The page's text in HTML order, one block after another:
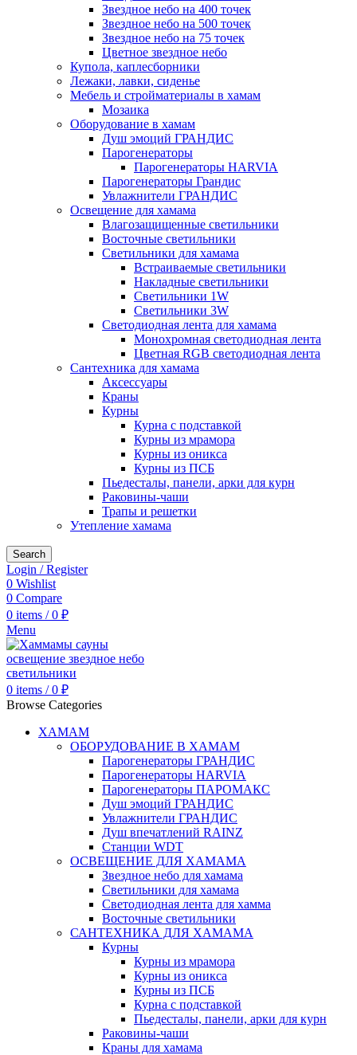
Звездное небо на 400 точек
Звездное небо на 500 точек
Звездное небо на 75 точек
Цветное звездное небо
Купола, каплесборники
Лежаки, лавки, сиденье
Мебель и стройматериалы в хамам
Мозаика
Оборудование в хамам
Душ эмоций ГРАНДИС
Парогенераторы
Парогенераторы HARVIA
Парогенераторы Грандис
Увлажнители ГРАНДИС
Освещение для хамама
Влагозащищенные светильники
Восточные светильники
Светильники для хамама
Встраиваемые светильники
Накладные светильники
Светильники 1W
Светильники 3W
Светодиодная лента для хамама
Монохромная светодиодная лента
Цветная RGB светодиодная лента
Сантехника для хамама
Аксессуары
Краны
Курны
Курна с подставкой
Курны из мрамора
Курны из оникса
Курны из ПСБ
Пьедесталы, панели, арки для курн
Раковины-чаши
Трапы и решетки
Утепление хамама
Search
Login / Register
0 Wishlist
0 Compare
0 items / 0 ₽
Menu
0 items / 0 ₽
Browse Categories
ХАМАМ
ОБОРУДОВАНИЕ В ХАМАМ
Парогенераторы ГРАНДИС
Парогенераторы HARVIA
Парогенераторы ПАРОМАКС
Душ эмоций ГРАНДИС
Увлажнители ГРАНДИС
Душ впечатлений RAINZ
Станции WDT
ОСВЕЩЕНИЕ ДЛЯ ХАМАМА
Звездное небо для хамама
Светильники для хамама
Светодиодная лента для хамма
Восточные светильники
САНТЕХНИКА ДЛЯ ХАМАМА
Курны
Курны из мрамора
Курны из оникса
Курны из ПСБ
Курна с подставкой
Пьедесталы, панели, арки для курн
Раковины-чаши
Краны для хамама